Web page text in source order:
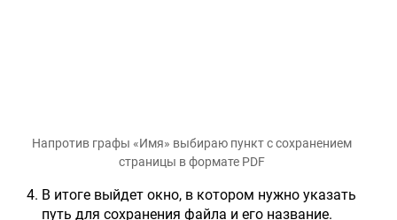
Напротив графы «Имя» выбираю пункт с сохранением
страницы в формате PDF
В итоге выйдет окно, в котором нужно указать
путь для сохранения файла и его название.